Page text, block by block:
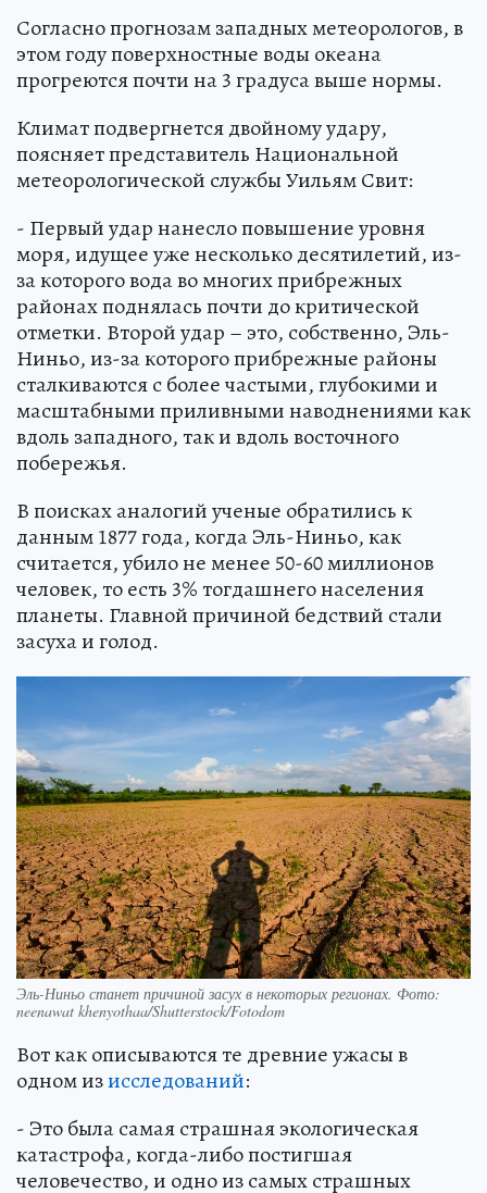
Согласно прогнозам западных метеорологов, в
этом году поверхностные воды океана
прогреются почти на 3 градуса выше нормы.
Климат подвергнется двойному удару,
поясняет представитель Национальной
метеорологической службы Уильям Свит:
- Первый удар нанесло повышение уровня
моря, идущее уже несколько десятилетий, из-
за которого вода во многих прибрежных
районах поднялась почти до критической
отметки. Второй удар – это, собственно, Эль-
Ниньо, из-за которого прибрежные районы
сталкиваются с более частыми, глубокими и
масштабными приливными наводнениями как
вдоль западного, так и вдоль восточного
побережья.
В поисках аналогий ученые обратились к
данным 1877 года, когда Эль-Ниньо, как
считается, убило не менее 50-60 миллионов
человек, то есть 3% тогдашнего населения
планеты. Главной причиной бедствий стали
засуха и голод.
Эль-Ниньо станет причиной засух в некоторых регионах. Фото:
neenawat khenyothaa/Shutterstock/Fotodom
Вот как описываются те древние ужасы в
одном изисследований:
- Это была самая страшная экологическая
катастрофа, когда-либо постигшая
человечество, и одно из самых страшных